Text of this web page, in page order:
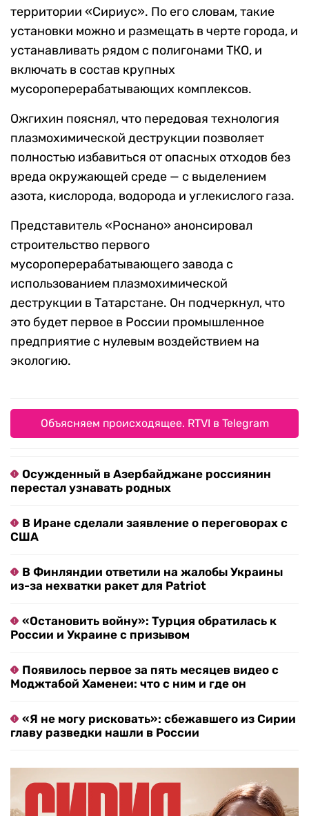
территории «Сириус». По его словам, такие
установки можно и размещать в черте города, и
устанавливать рядом с полигонами ТКО, и
включать в состав крупных
мусороперерабатывающих комплексов.
Ожгихин пояснял, что передовая технология
плазмохимической деструкции позволяет
полностью избавиться от опасных отходов без
вреда окружающей среде — с выделением
азота, кислорода, водорода и углекислого газа.
Представитель «Роснано» анонсировал
строительство первого
мусороперерабатывающего завода с
использованием плазмохимической
деструкции в Татарстане. Он подчеркнул, что
это будет первое в России промышленное
предприятие с нулевым воздействием на
экологию.
Объясняем происходящее. RTVI в Telegram
Осужденный в Азербайджане россиянин
перестал узнавать родных
В Иране сделали заявление о переговорах с
США
В Финляндии ответили на жалобы Украины
из-за нехватки ракет для Patriot
«Остановить войну»: Турция обратилась к
России и Украине с призывом
Появилось первое за пять месяцев видео с
Моджтабой Хаменеи: что с ним и где он
«Я не могу рисковать»: сбежавшего из Сирии
главу разведки нашли в России